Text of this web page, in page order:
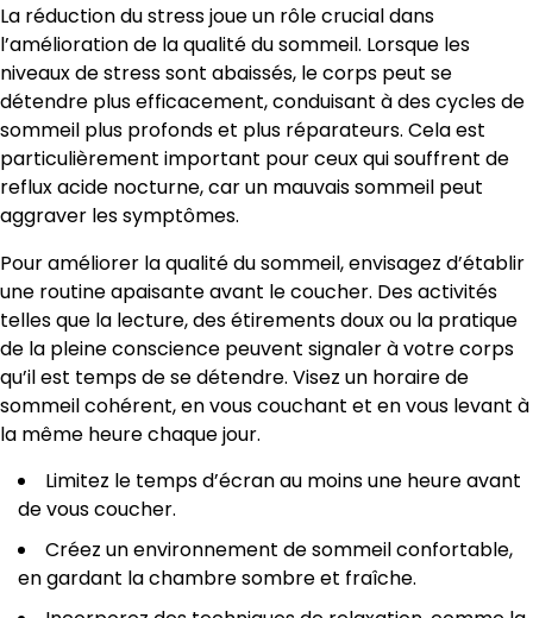
La réduction du stress joue un rôle crucial dans
l’amélioration de la qualité du sommeil. Lorsque les
niveaux de stress sont abaissés, le corps peut se
détendre plus efficacement, conduisant à des cycles de
sommeil plus profonds et plus réparateurs. Cela est
particulièrement important pour ceux qui souffrent de
reflux acide nocturne, car un mauvais sommeil peut
aggraver les symptômes.
Pour améliorer la qualité du sommeil, envisagez d’établir
une routine apaisante avant le coucher. Des activités
telles que la lecture, des étirements doux ou la pratique
de la pleine conscience peuvent signaler à votre corps
qu’il est temps de se détendre. Visez un horaire de
sommeil cohérent, en vous couchant et en vous levant à
la même heure chaque jour.
Limitez le temps d’écran au moins une heure avant
de vous coucher.
Créez un environnement de sommeil confortable,
en gardant la chambre sombre et fraîche.